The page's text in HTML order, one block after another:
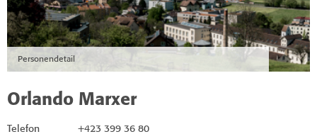
Personendetail
Orlando Marxer
Telefon
+423 399 36 80